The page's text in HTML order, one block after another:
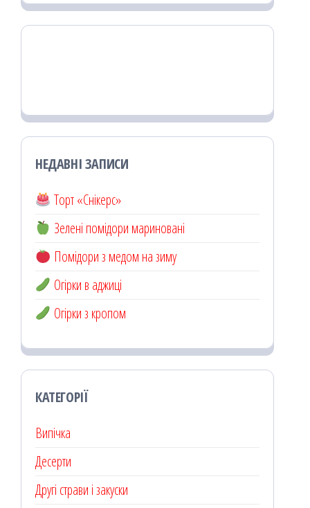
НЕДАВНІ ЗАПИСИ
Торт «Снікерс»
Зелені помідори мариновані
Помідори з медом на зиму
Огірки в аджиці
Огірки з кропом
КАТЕГОРІЇ
Випічка
Десерти
Другі страви і закуски